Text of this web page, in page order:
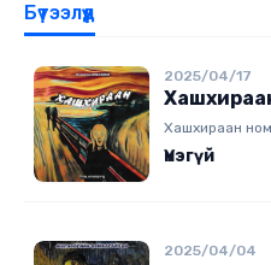
Бүтээлүүд
2025/04/17
Хашхираан
өгүүллэгээс
хайр сэтгэл,
Үнэгүй
2025/04/04